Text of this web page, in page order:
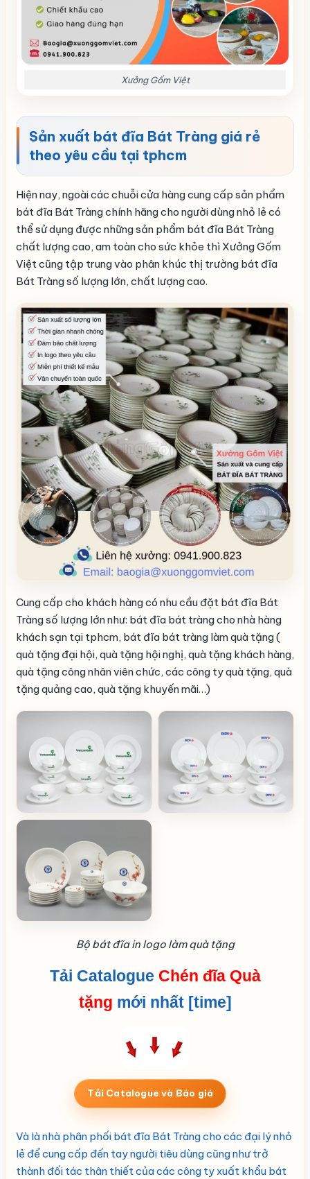
Xưởng Gốm Việt
Sản xuất bát đĩa Bát Tràng giá rẻ
theo yêu cầu tại tphcm
Hiện nay, ngoài các chuỗi cửa hàng cung cấp sản phẩm
bát đĩa Bát Tràng chính hãng cho người dùng nhỏ lẻ có
thể sử dụng được những sản phẩm bát đĩa Bát Tràng
chất lượng cao, am toàn cho sức khỏe thì Xưởng Gốm
Việt cũng tập trung vào phân khúc thị trường bát đĩa
Bát Tràng số lượng lớn, chất lượng cao.
Cung cấp cho khách hàng có nhu cầu đặt bát đĩa Bát
Tràng số lượng lớn như: bát đĩa bát tràng cho nhà hàng
khách sạn tại tphcm, bát đĩa bát tràng làm quà tặng (
quà tặng đại hội, quà tặng hội nghị, quà tặng khách hàng,
quà tặng công nhân viên chức, các công ty quà tặng, quà
tặng quảng cao, quà tặng khuyến mãi…)
Bộ bát đĩa in logo làm quà tặng
Tải Catalogue Chén đĩa Quà
tặng mới nhất [time]
Tải Catalogue và Báo giá
Và là nhà phân phối bát đĩa Bát Tràng cho các đại lý nhỏ
lẻ để cung cấp đến tay người tiêu dùng cũng như trở
thành đối tác thân thiết của các công ty xuất khẩu bát